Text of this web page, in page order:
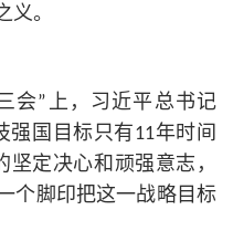
义。
会”上，习近平 总书记
强国目标只有11年时间
坚定决心和顽强意志，
个脚印把这一战略目标